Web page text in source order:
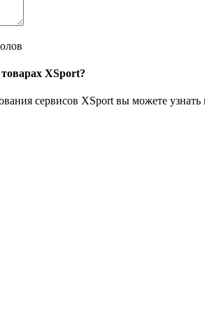
XSport?
сервисов XSport вы можете узнать